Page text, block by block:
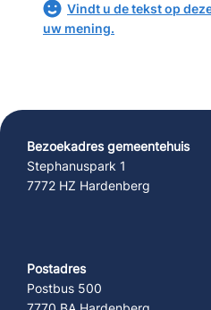
Vindt u de tekst op
uw mening.
Bezoekadres gemeentehuis
Stephanuspark 1
7772 HZ Hardenberg
Postadres
Postbus 500